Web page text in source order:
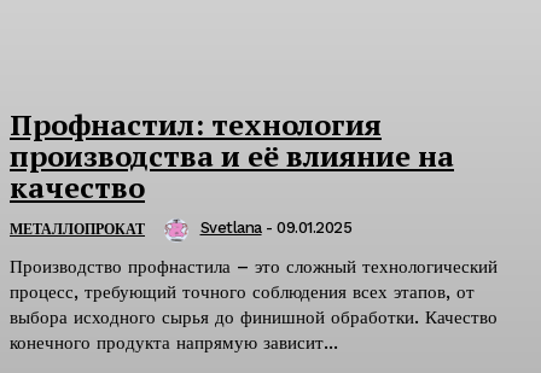
Профнастил: технология
производства и её влияние на
качество
МЕТАЛЛОПРОКАТ Svetlana - 09.01.2025
Производство профнастила – это сложный технологический
процесс, требующий точного соблюдения всех этапов, от
выбора исходного сырья до финишной обработки. Качество
конечного продукта напрямую зависит...